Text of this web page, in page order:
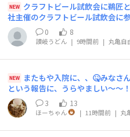
NEW クラフトビール試飲会に鵜匠
社主催のクラフトビール試飲会に
トビールとそれに合う食事の色々
ラフトビールの歴史や、日本ビー
を受け、旅した時には地ビールを
た。
0 8
讃岐うどん | 9時間前 | 丸亀自
NEW
またもや入院に、、🤒みなさ
という報告に、うらやましい〜〜
食欲はあるので（笑）とりあえず
います😭今朝はワイドショーで令
をカウントダウンしていて、たま
た🙌末広がりにあやかって、はや
3 13
ほーちゃん | 11時間前 | 丸